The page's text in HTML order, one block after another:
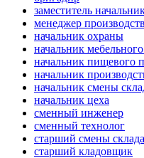
заместитель
менеджер
начальник охраны
начальник
начальник пищевого
начальник
начальник смены
начальник цеха
сменный инженер
сменный технолог
старший смены склада
старший кладовщик